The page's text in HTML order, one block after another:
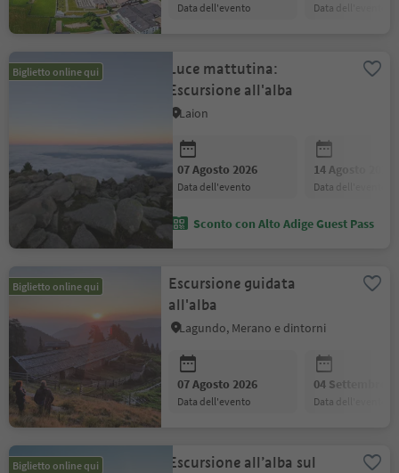
data dell'evento data dell'evento
Biglietto online qui
Luce mattutina:
Escursione all'alba
Laion
07 Agosto 2026
data dell'evento
14 Agosto 2026
data dell'evento
Sconto con Alto Adige Guest Pass
Biglietto online qui
Escursione guidata
all'alba
Lagundo, Merano e dintorni
07 Agosto 2026
data dell'evento
04 Settembre
data dell'evento
Biglietto online qui
Escursione all’alba sul